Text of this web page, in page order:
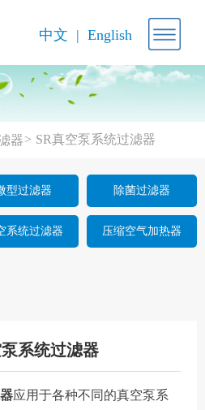
中文 English
器> SR真空泵系统过滤器
型过滤器 除菌过滤器
系统过滤器 压缩空气加热器
系统过滤器
应用于各种不同的真空泵系